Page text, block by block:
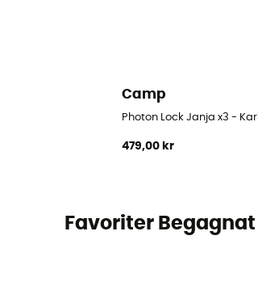
Camp
Photon Lock Janja x3 -
479,00 kr
Favoriter Begagnat